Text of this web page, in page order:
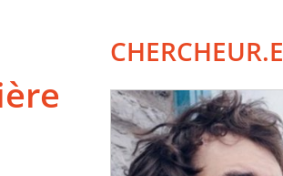
CHERCHEUR.E